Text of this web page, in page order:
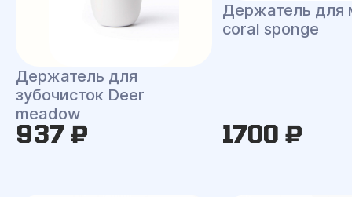
Держатель для
зубочисток Deer
meadow
937 ₽
Держатель для
coral sponge
1700 ₽